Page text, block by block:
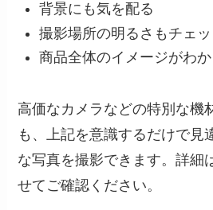
背景にも気を配る
撮影場所の明るさもチェッ
商品全体のイメージがわ
高価なカメラなどの特別な機
も、上記を意識するだけで見
な写真を撮影できます。詳細
せてご確認ください。